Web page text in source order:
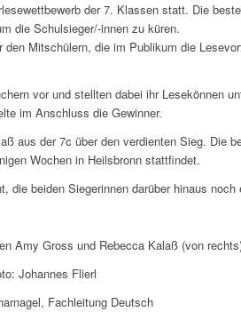
der 7. Klassen statt. Die
die Schulsieger/-innen zu küren.
Mitschülern, die im Publikum die
vor und stellten dabei ihr Lesekönnen
im Anschluss die Gewinner.
aus der 7c über den verdienten Sieg. Die
Wochen in Heilsbronn stattfindet.
beiden Siegerinnen darüber hinaus
Amy Gross und Rebecca Kalaß (von
Johannes Flierl
Fachleitung Deutsch